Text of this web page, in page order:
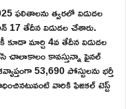
ఫలితాలను త్వరలో విడుదల
17 తేదీన విడుదల చేశారు.
కూడా మార్చి 4వ తేదీన విడుదల
చాలాకాలం కావస్తున్నా ఫైనల్
53,690 పోస్టులను భర్తీ
వారికి ఫిజికల్ టెస్ట్